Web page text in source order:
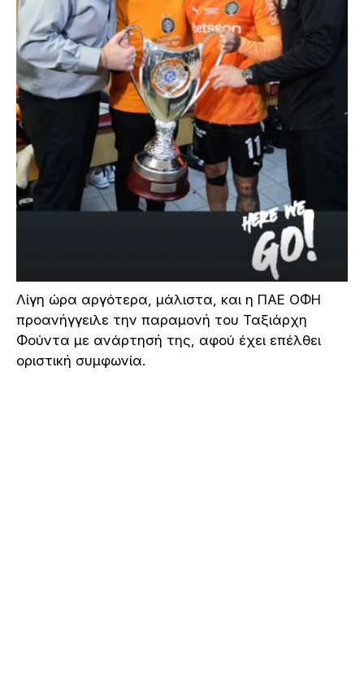
Λίγη ώρα αργότερα, μάλιστα, και η ΠΑΕ ΟΦΗ
προανήγγειλε την παραμονή του Ταξιάρχη
Φούντα με ανάρτησή της, αφού έχει επέλθει
οριστική συμφωνία.